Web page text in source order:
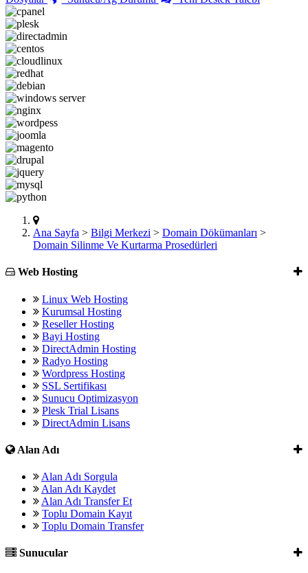
Ana Sayfa > Bilgi Merkezi > Domain Dökümanları >
Domain Silinme Ve Kurtarma Prosedürleri
Web Hosting
Linux Web Hosting
Kurumsal Hosting
Reseller Hosting
Bayi Hosting
DirectAdmin Hosting
Radyo Hosting
Wordpress Hosting
SSL Sertifikası
Sunucu Optimizasyon
Plesk Trial Lisans
DirectAdmin Lisans
Alan Adı
Alan Adı Sorgula
Alan Adı Kaydet
Alan Adı Transfer Et
Toplu Domain Kayıt
Toplu Domain Transfer
Sunucular